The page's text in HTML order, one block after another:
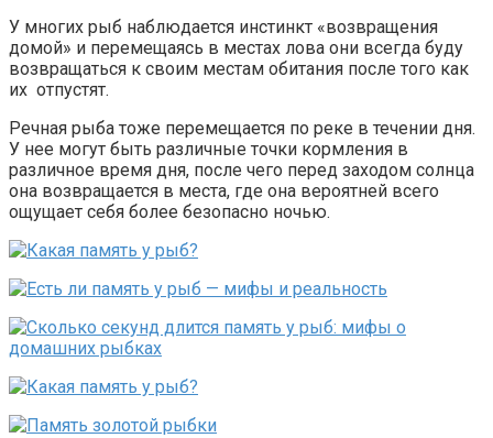
У многих рыб наблюдается инстинкт «возвращения
домой» и перемещаясь в местах лова они всегда буду
возвращаться к своим местам обитания после того как
их отпустят.
Речная рыба тоже перемещается по реке в течении дня.
У нее могут быть различные точки кормления в
различное время дня, после чего перед заходом солнца
она возвращается в места, где она вероятней всего
ощущает себя более безопасно ночью.